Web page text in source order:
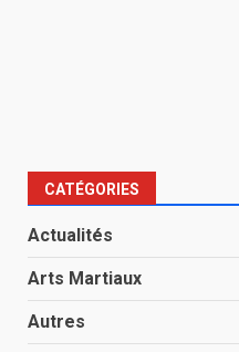
CATÉGORIES
Actualités
Arts Martiaux
Autres